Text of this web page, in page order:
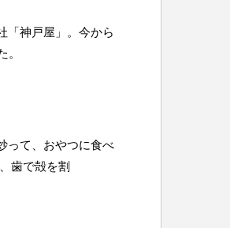
「神戸屋」。今から
。
って、おやつに食べ
歯で殻を割